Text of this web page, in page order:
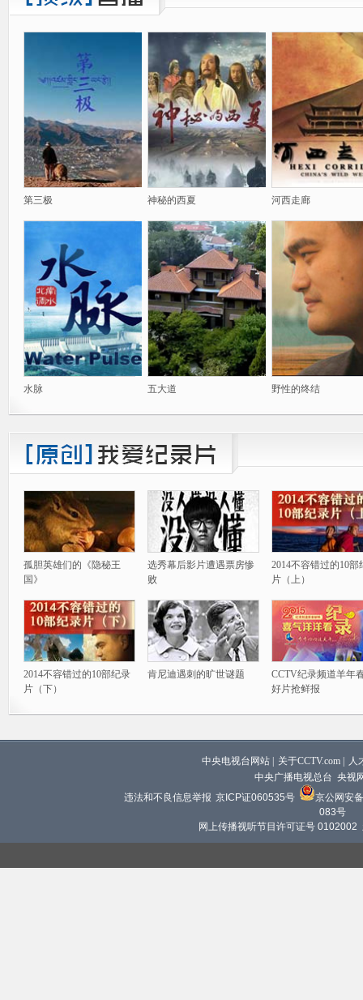
第三极 神秘的西夏 河西走廊
水脉 五大道 野性的终结
孤胆英雄们的《隐秘王
国》
选秀幕后影片遭遇票房惨
败
2014不容错过的10部
片（上）
2014不容错过的10部纪录
片（下）
肯尼迪遇刺的旷世谜题
CCTV纪录频道羊年
好片抢鲜报
中央电视台网站 关于CCTV.com
人
中央广播电视总台 央视
违法和不良信息举报 京ICP证060535号
京公网安
083号
网上传播视听节目许可证号